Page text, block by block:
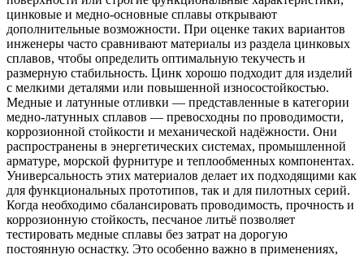
цинковые и медно-основные сплавы открывают
дополнительные возможности. При оценке таких вариантов
инженеры часто сравнивают материалы из раздела цинковых
сплавов, чтобы определить оптимальную текучесть и
размерную стабильность. Цинк хорошо подходит для изделий
с мелкими деталями или повышенной износостойкостью.
Медные и латунные отливки — представленные в категории
медно-латунных сплавов — превосходны по проводимости,
коррозионной стойкости и механической надёжности. Они
распространены в энергетических системах, промышленной
арматуре, морской фурнитуре и теплообменных компонентах.
Универсальность этих материалов делает их подходящими как
для функциональных прототипов, так и для пилотных серий.
Когда необходимо сбалансировать проводимость, прочность и
коррозионную стойкость, песчаное литьё позволяет
тестировать медные сплавы без затрат на дорогую
постоянную оснастку. Это особенно важно в применениях,